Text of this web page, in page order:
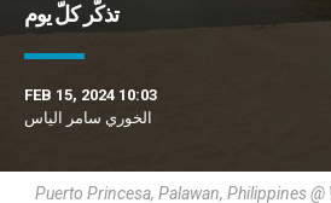
تذكّر كلّ يوم
FEB 15, 2024 10:03
الخوري سامر الياس
Puerto Princesa, Palawan, Philippines